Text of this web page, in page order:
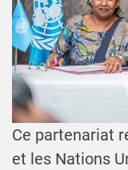
Ce partenariat
et les Nations